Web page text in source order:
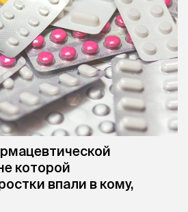
которой
впали в кому,